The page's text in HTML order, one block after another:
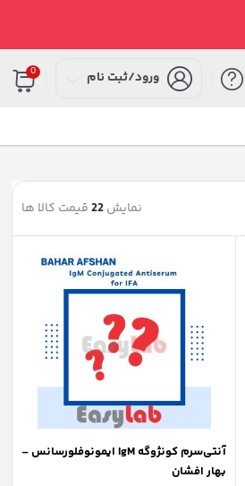
ورود/ثبت نام 0
نمایش22 قیمت کالا ها
آنتی‌سرم کونژوگه IgM ایمونوفلورسانس –
بهار افشان